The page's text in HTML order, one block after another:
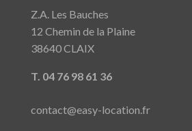
Z.A. Les Bauches
12 Chemin de la Plaine
38640 CLAIX
T. 04 76 98 61 36
contact@easy-location.fr